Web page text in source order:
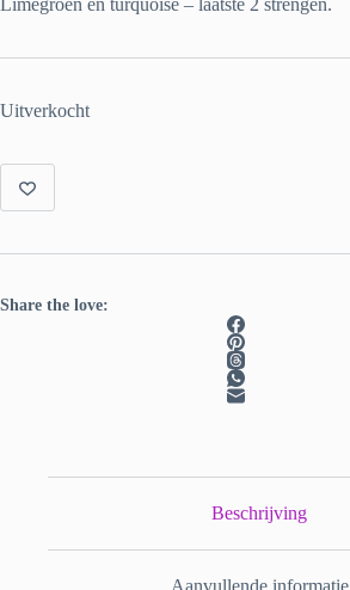
Limegroen en turquoise – laatste 2 strengen.
Uitverkocht
Share the love:
Beschrijving
Aanvullende informatie